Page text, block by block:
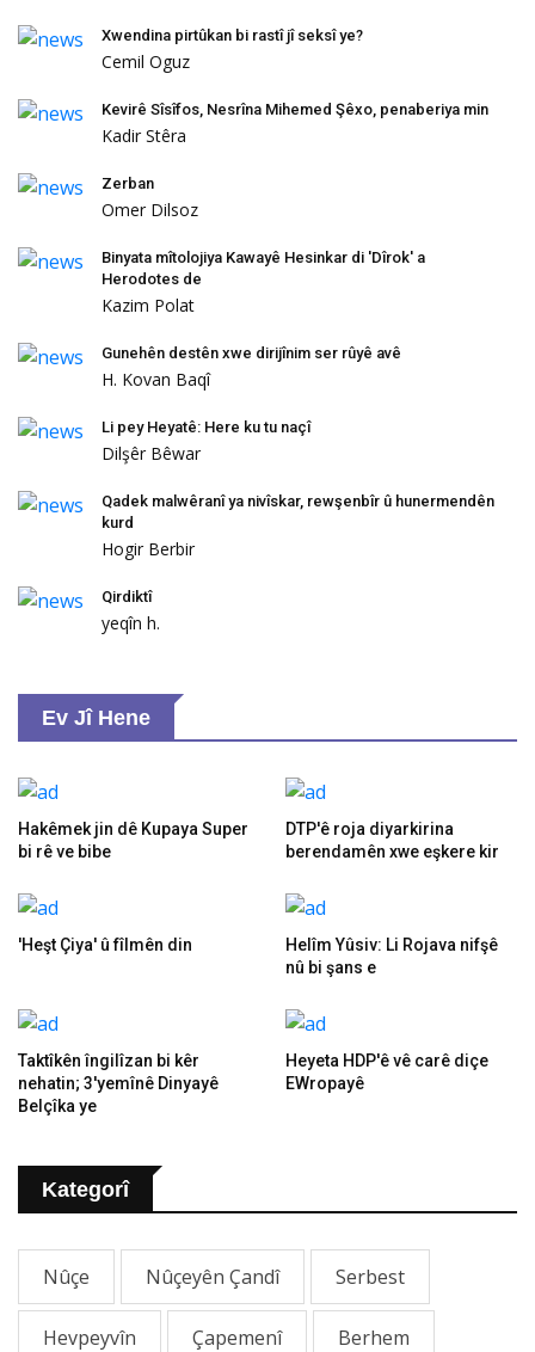
Xwendina pirtûkan bi rastî jî seksî ye?
Cemil Oguz
Kevirê Sîsîfos, Nesrîna Mihemed Şêxo, penaberiya min
Kadir Stêra
Zerban
Omer Dilsoz
Binyata mîtolojiya Kawayê Hesinkar di 'Dîrok' a
Herodotes de
Kazim Polat
Gunehên destên xwe dirijînim ser rûyê avê
H. Kovan Baqî
Li pey Heyatê: Here ku tu naçî
Dilşêr Bêwar
Qadek malwêranî ya nivîskar, rewşenbîr û hunermendên
kurd
Hogir Berbir
Qirdiktî
yeqîn h.
Ev Jî Hene
Hakêmek jin dê Kupaya Super
bi rê ve bibe
DTP'ê roja diyarkirina
berendamên xwe eşkere kir
'Heşt Çiya' û fîlmên din
Helîm Yûsiv: Li Rojava nifşê
nû bi şans e
Taktîkên îngilîzan bi kêr
nehatin; 3'yemînê Dinyayê
Belçîka ye
Heyeta HDP'ê vê carê diçe
EWropayê
Kategorî
Nûçe Nûçeyên Çandî Serbest
Hevpeyvîn Çapemenî Berhem